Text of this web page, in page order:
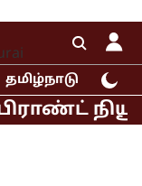
தமிழ்நாடு
நியூ டே